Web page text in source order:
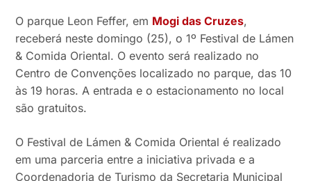
O parque Leon Feffer, em Mogi das Cruzes,
receberá neste domingo (25), o 1º Festival de Lámen
& Comida Oriental. O evento será realizado no
Centro de Convenções localizado no parque, das 10
às 19 horas. A entrada e o estacionamento no local
são gratuitos.
O Festival de Lámen & Comida Oriental é realizado
em uma parceria entre a iniciativa privada e a
Coordenadoria de Turismo da Secretaria Municipal